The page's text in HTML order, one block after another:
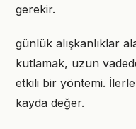
gerekir.
günlük alışkanlıklar
kutlamak, uzun
etkili bir yöntemi.
kayda değer.